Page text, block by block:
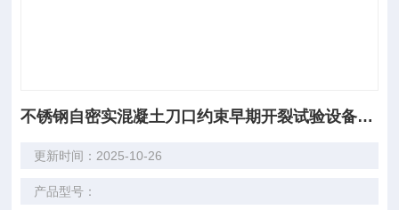
不锈钢自密实混凝土刀口约束早期开裂试验设备直销
更新时间：2025-10-26
产品型号：